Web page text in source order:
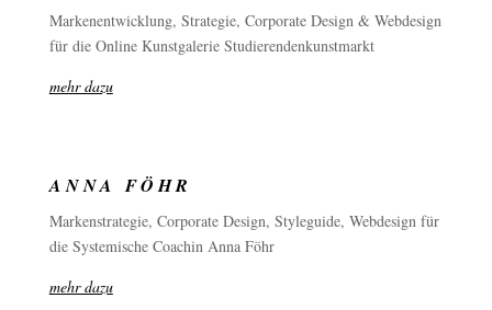
Markenentwicklung, Strategie, Corporate Design & Webdesign
für die Online Kunstgalerie Studierendenkunstmarkt
mehr dazu
ANNA FÖHR
Markenstrategie, Corporate Design, Styleguide, Webdesign für
die Systemische Coachin Anna Föhr
mehr dazu